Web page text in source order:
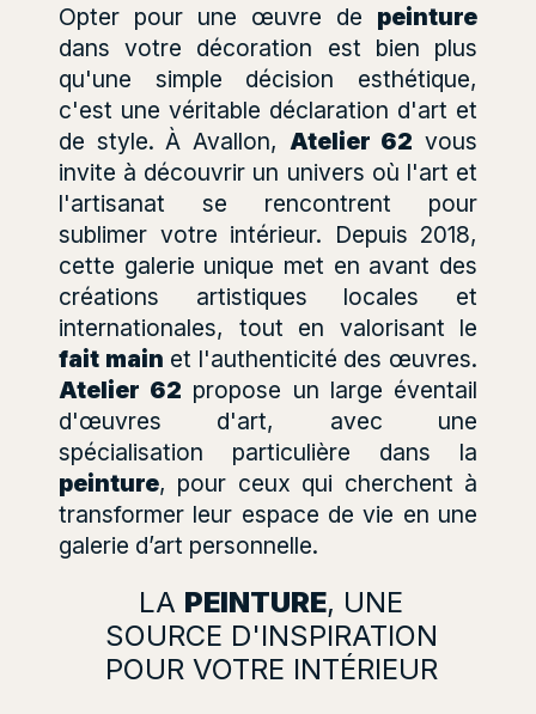
Opter pour une œuvre de peinture
dans votre décoration est bien plus
qu'une simple décision esthétique,
c'est une véritable déclaration d'art et
de style. À Avallon, Atelier 62 vous
invite à découvrir un univers où l'art et
l'artisanat se rencontrent pour
sublimer votre intérieur. Depuis 2018,
cette galerie unique met en avant des
créations artistiques locales et
internationales, tout en valorisant le
fait main et l'authenticité des œuvres.
Atelier 62 propose un large éventail
d'œuvres d'art, avec une
spécialisation particulière dans la
peinture, pour ceux qui cherchent à
transformer leur espace de vie en une
galerie d’art personnelle.
LA PEINTURE, UNE
SOURCE D'INSPIRATION
POUR VOTRE INTÉRIEUR